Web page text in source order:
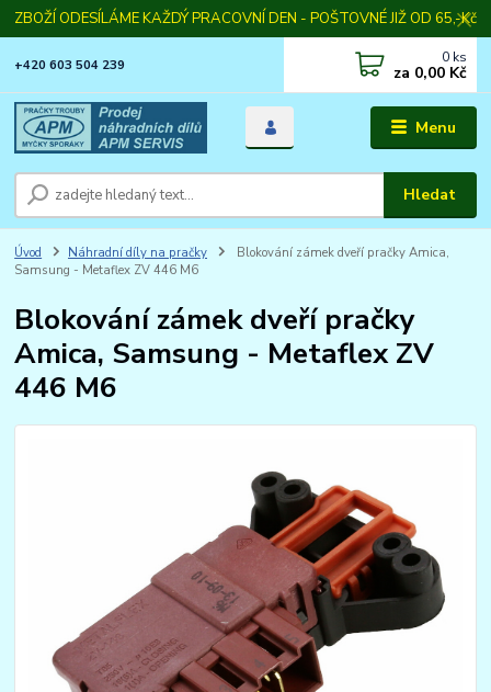
ZBOŽÍ ODESÍLÁME KAŽDÝ PRACOVNÍ DEN - POŠTOVNÉ JIŽ OD 65,-Kč
Menu
Hledat
+420 603 504 239 0 ks
za 0,00 Kč
Úvod Náhradní díly na pračky
Blokování zámek dveří pračky Amica,
Samsung - Metaflex ZV 446 M6
Blokování zámek dveří pračky
Amica, Samsung - Metaflex ZV
446 M6